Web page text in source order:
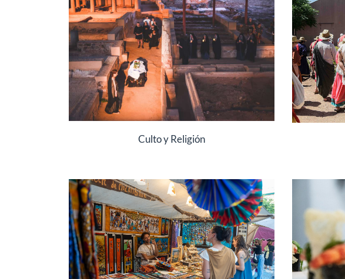
Culto y Religión